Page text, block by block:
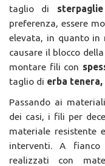
taglio di
preferenza, essere
elevata, in quanto in
causare il blocco
montare fili con
taglio di erba
Passando ai
dei casi, i fili per
materiale resistente
interventi. A
realizzati con